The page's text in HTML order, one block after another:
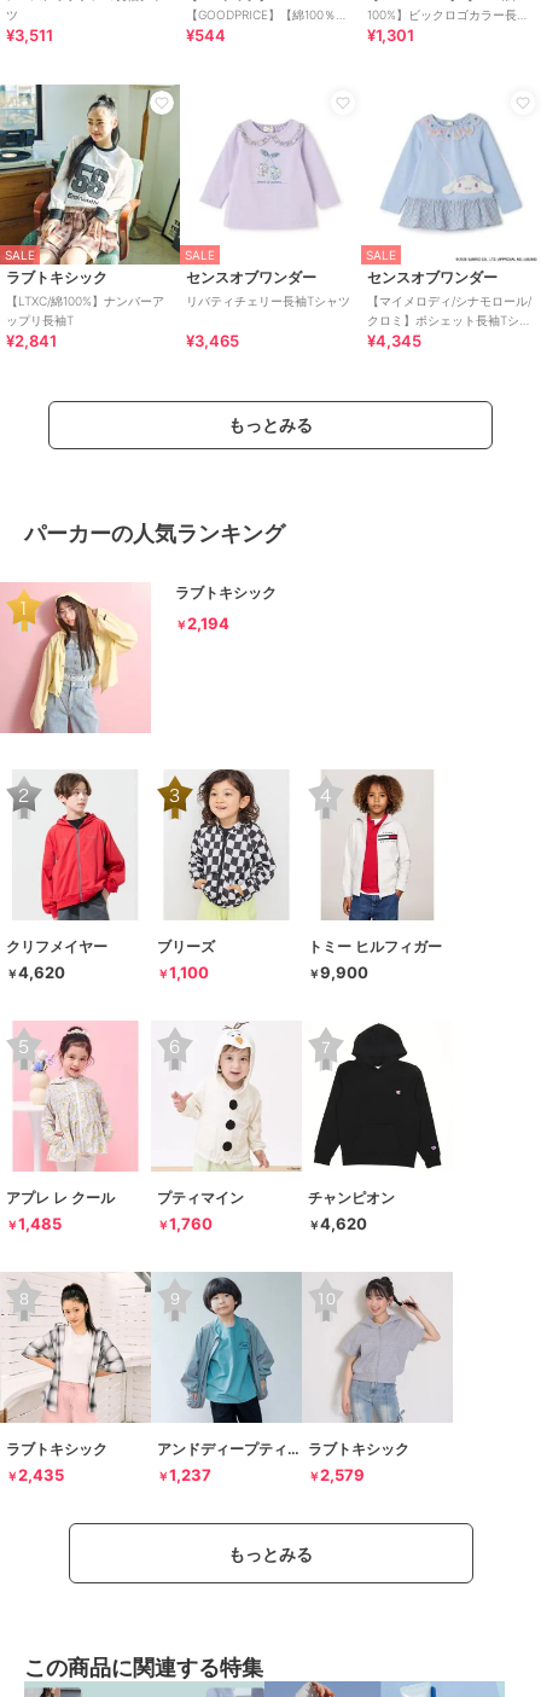
ツ
¥3,511
【GOODPRICE】【綿100％】
長袖Tシャツ
¥544
100%】ビックロゴカラー長袖
T
¥1,301
SALE
ラブトキシック
【LTXC/綿100%】ナンバーア
ップリ長袖T
¥2,841
SALE
センスオブワンダー
リバティチェリー長袖Tシャツ
¥3,465
SALE
センスオブワンダー
【マイメロディ/シナモロール/
クロミ】ポシェット長袖Tシャ
ツ
¥4,345
もっとみる
パーカーの人気ランキング
ラブトキシック
￥2,194
クリフメイヤー
￥4,620
ブリーズ
￥1,100
トミー ヒルフィガー
￥9,900
アプレ レ クール
￥1,485
プティマイン
￥1,760
チャンピオン
￥4,620
ラブトキシック
￥2,435
アンドディープティマイン
￥1,237
ラブトキシック
￥2,579
もっとみる
この商品に関連する特集